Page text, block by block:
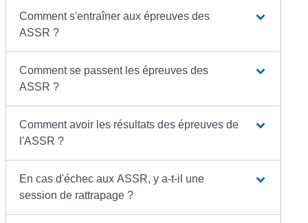
Comment s'entraîner aux épreuves des
ASSR ?
Comment se passent les épreuves des
ASSR ?
Comment avoir les résultats des épreuves de
l'ASSR ?
En cas d'échec aux ASSR, y a-t-il une
session de rattrapage ?